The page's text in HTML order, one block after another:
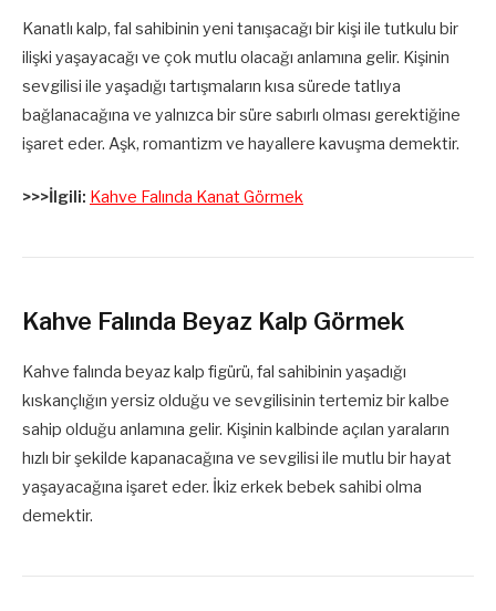
Kanatlı kalp, fal sahibinin yeni tanışacağı bir kişi ile tutkulu bir
ilişki yaşayacağı ve çok mutlu olacağı anlamına gelir. Kişinin
sevgilisi ile yaşadığı tartışmaların kısa sürede tatlıya
bağlanacağına ve yalnızca bir süre sabırlı olması gerektiğine
işaret eder. Aşk, romantizm ve hayallere kavuşma demektir.
>>>İlgili: Kahve Falında Kanat Görmek
Kahve Falında Beyaz Kalp Görmek
Kahve falında beyaz kalp figürü, fal sahibinin yaşadığı
kıskançlığın yersiz olduğu ve sevgilisinin tertemiz bir kalbe
sahip olduğu anlamına gelir. Kişinin kalbinde açılan yaraların
hızlı bir şekilde kapanacağına ve sevgilisi ile mutlu bir hayat
yaşayacağına işaret eder. İkiz erkek bebek sahibi olma
demektir.